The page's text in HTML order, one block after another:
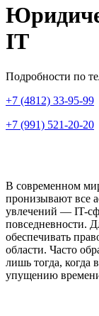
IT
Подробности по
+7 (4812) 33-95-99
+7 (991) 521-20-20
В современном
пронизывают все
увлечений — IT-
повседневности.
обеспечивать
области. Часто
лишь тогда, когда
упущению